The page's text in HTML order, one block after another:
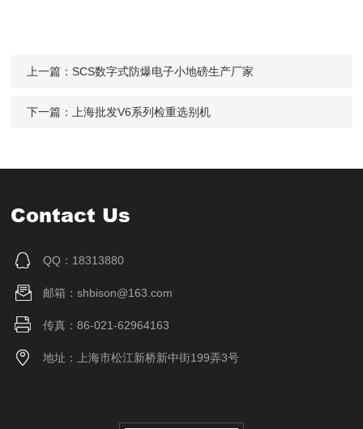
上一篇： SCS数字式防爆电子小地磅生产厂家
下一篇： 上海批发V6系列检重选别机
Contact Us
QQ：18313880
邮箱：shbison@163.com
传真：86-021-62964163
地址：上海市松江新桥新中街199弄3号